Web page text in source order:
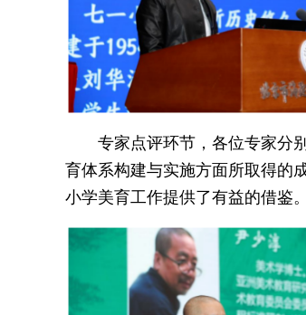
专家点评环节，各位专家分
育体系构建与实施方面所取得的
小学美育工作提供了有益的借鉴。